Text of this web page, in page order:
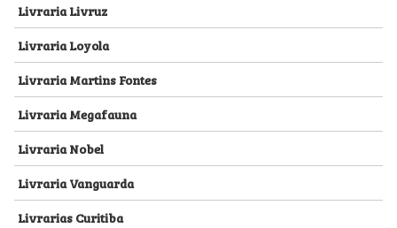
Livraria Livruz
Livraria Loyola
Livraria Martins Fontes
Livraria Megafauna
Livraria Nobel
Livraria Vanguarda
Livrarias Curitiba